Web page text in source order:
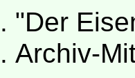
"Der
Archiv-